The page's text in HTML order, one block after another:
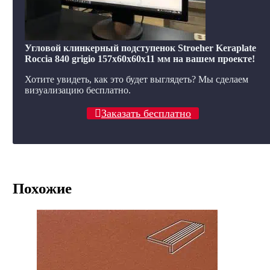
Угловой клинкерный подступенок Stroeher Keraplate
Roccia 840 grigio 157х60х60х11 мм на вашем проекте!
Хотите увидеть, как это будет выглядеть? Мы сделаем
визуализацию бесплатно.
Заказать бесплатно
Похожие